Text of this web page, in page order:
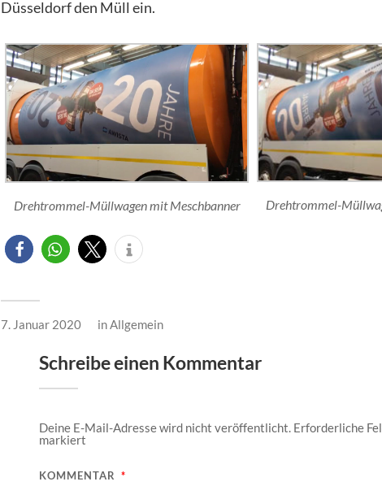
Düsseldorf den Müll ein.
Drehtrommel-Müllwagen mit Meschbanner Drehtrommel-
7. Januar 2020 in Allgemein
Schreibe einen Kommentar
Deine E-Mail-Adresse wird nicht veröffentlicht. Erforderliche
markiert
KOMMENTAR *